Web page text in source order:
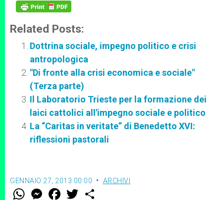
Related Posts:
Dottrina sociale, impegno politico e crisi
antropologica
"Di fronte alla crisi economica e sociale"
(Terza parte)
Il Laboratorio Trieste per la formazione dei
laici cattolici all'impegno sociale e politico
La “Caritas in veritate” di Benedetto XVI:
riflessioni pastorali
GENNAIO 27, 2013 00:00 ARCHIVI
W M
e
F
a w